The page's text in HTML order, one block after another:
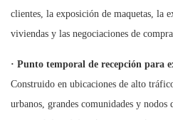
clientes, la exposición de maquetas, la
viviendas y las negociaciones de compra.
· Punto temporal de recepción para
Construido en ubicaciones de alto
urbanos, grandes comunidades y